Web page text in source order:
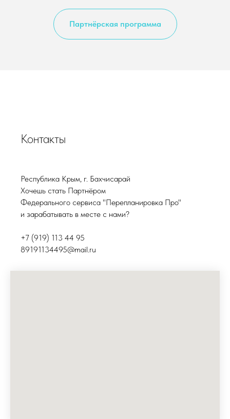
Партнёрская программа
Контакты
Республика Крым, г. Бахчисарай
Хочешь стать Партнёром
Федерального сервиса "Перепланировка Про"
и зарабатывать в месте с нами?
+7 (919) 113 44 95
89191134495@mail.ru